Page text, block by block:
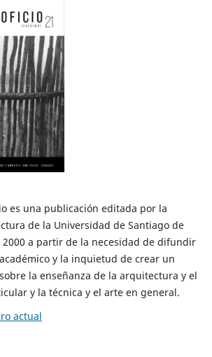
es una publicación editada por la
de la Universidad de Santiago de
a partir de la necesidad de difundir
y la inquietud de crear un
la enseñanza de la arquitectura y el
y la técnica y el arte en general.
actual